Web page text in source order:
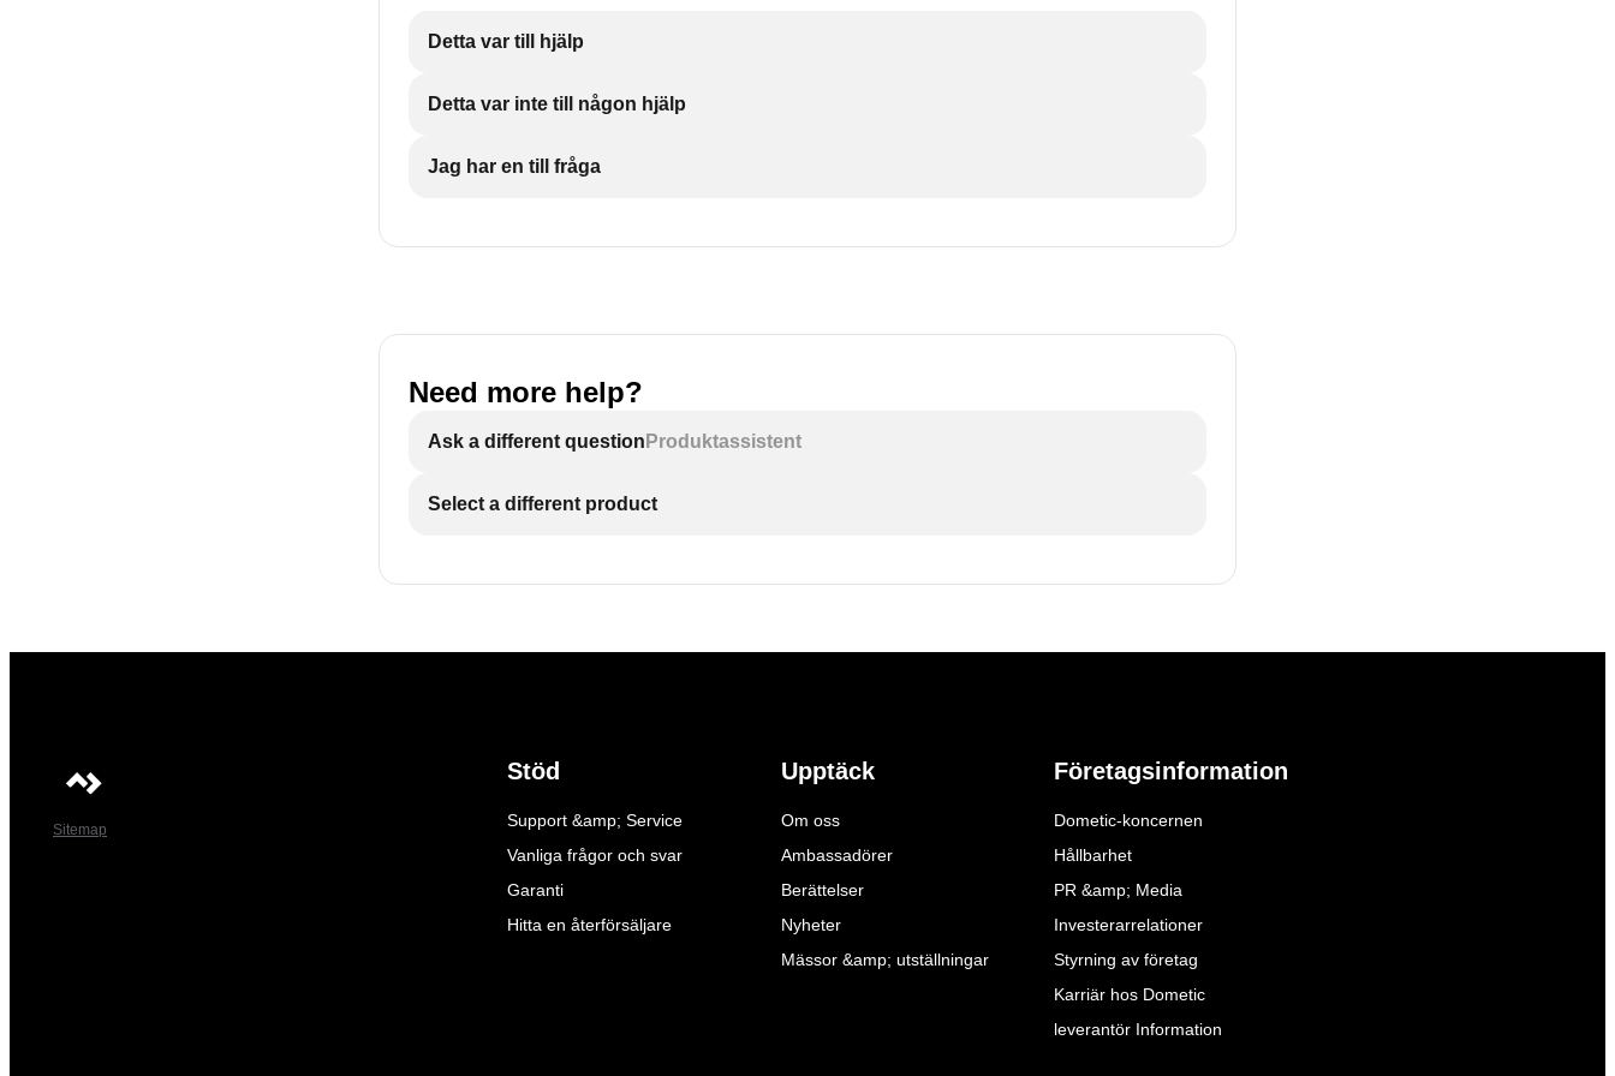
Sätt tillbaka hyllorna
SHOW MORE
Detta var till hjälp
Detta var inte till någon hjälp
Jag har en till fråga
Need more help?
Ask a different question Produktassistent
Select a different product
Sitemap
Stöd
Support &amp; Service
Vanliga frågor och svar
Garanti
Hitta en återförsäljare
Upptäck
Om oss
Ambassadörer
Berättelser
Nyheter
Mässor &amp; utställningar
Företagsinformation
Dometic-koncernen
Hållbarhet
PR &amp; Media
Investerarrelationer
Styrning av företag
Karriär hos Dometic
leverantör Information